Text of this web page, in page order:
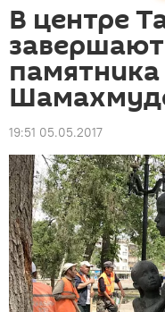
В центре
памятника
19:51 05.05.2017